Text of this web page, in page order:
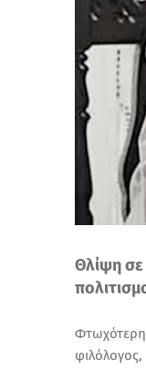
Θλίψη
Φτωχότερη